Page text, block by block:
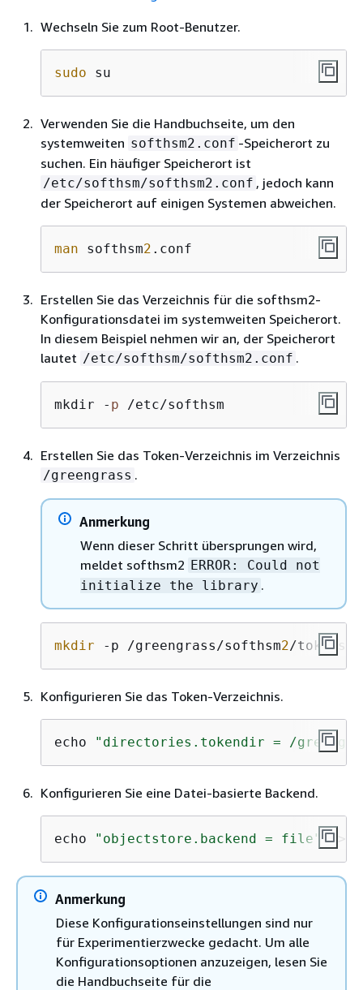
Wechseln Sie zum Root-Benutzer.
sudo su
Verwenden Sie die Handbuchseite, um den
systemweiten softhsm2.conf -Speicherort zu
suchen. Ein häufiger Speicherort ist
/etc/softhsm/softhsm2.conf , jedoch kann
der Speicherort auf einigen Systemen abweichen.
man softhsm2 .conf
Erstellen Sie das Verzeichnis für die softhsm2-
Konfigurationsdatei im systemweiten Speicherort.
In diesem Beispiel nehmen wir an, der Speicherort
lautet /etc/softhsm/softhsm2.conf .
mkdir - p /etc/softhsm
Erstellen Sie das Token-Verzeichnis im Verzeichnis
/greengrass .
Anmerkung
Wenn dieser Schritt übersprungen wird,
meldet softhsm2 ERROR: Could not
initialize the library .
mkdir -p /greengrass/softhsm2/tokens
Konfigurieren Sie das Token-Verzeichnis.
echo "directories.tokendir = /
Konfigurieren Sie eine Datei-basierte Backend.
echo "objectstore.backend = file" >>
Anmerkung
Diese Konfigurationseinstellungen sind nur
für Experimentierzwecke gedacht. Um alle
Konfigurationsoptionen anzuzeigen, lesen Sie
die Handbuchseite für die